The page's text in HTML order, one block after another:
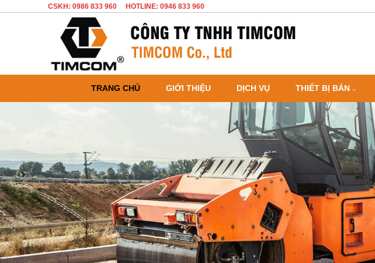
CSKH: 0986 833 960 HOTLINE: 0946 833 960
TRANG CHỦ GIỚI THIỆU DỊCH VỤ THIẾT BỊ BÁN